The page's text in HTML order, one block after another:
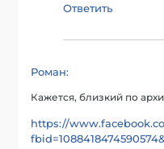
Ответить
Роман:
Кажется, близкий по
https://